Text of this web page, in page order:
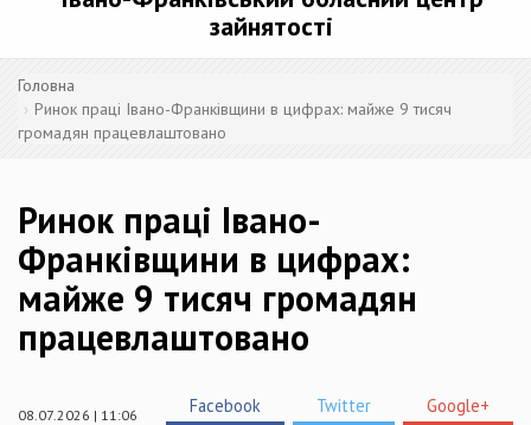
зайнятості
Головна
Ринок праці Івано-Франківщини в цифрах: майже 9 тисяч
громадян працевлаштовано
Ринок праці Івано-
Франківщини в цифрах:
майже 9 тисяч громадян
працевлаштовано
08.07.2026 | 11:06 Facebook Twitter Google+